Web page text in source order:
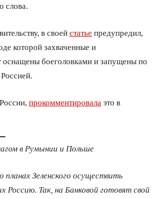
слова.
в своей статье предупредил,
которой захваченные и
оснащены боеголовками и запущены по
прокомментировала это в
в Румынии и Польше
планах Зеленского осуществить
Россию. Так, на Банковой готовят свой